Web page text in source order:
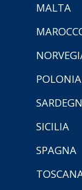
MALTA
POLONIA
SICILIA
SPAGNA